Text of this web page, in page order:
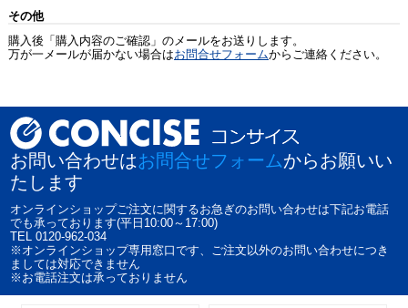
その他
購入後「購入内容のご確認」のメールをお送りします。
万が一メールが届かない場合はお問合せフォームからご連絡ください。
お問い合わせはお問合せフォームからお願いい
たします
オンラインショップご注文に関するお急ぎのお問い合わせは下記お電話
でも承っております(平日10:00～17:00)
TEL 0120-962-034
※オンラインショップ専用窓口です、ご注文以外のお問い合わせにつき
ましては対応できません
※お電話注文は承っておりません